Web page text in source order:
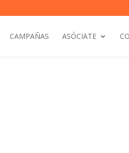
CAMPAÑAS ASÓCIATE